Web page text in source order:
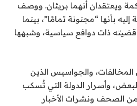
ويعتقدان أنهما بريئان. ووصف
بأنها “مجنونة تمامًا”، بينما
ذات دوافع سياسية، وشبهها
المخالفات، والجواسيس الذين
وأسرار الدولة التي تُسكب
الصحف ونشرات الأخبار